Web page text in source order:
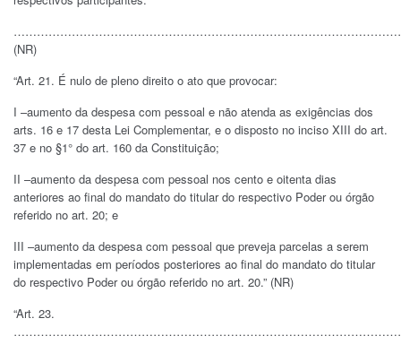
(NR)
“Art. 21. É nulo de pleno direito o ato que provocar:
I –aumento da despesa com pessoal e não atenda as exigências dos
arts. 16 e 17 desta Lei Complementar, e o disposto no inciso XIII do art.
37 e no §1° do art. 160 da Constituição;
II –aumento da despesa com pessoal nos cento e oitenta dias
anteriores ao final do mandato do titular do respectivo Poder ou órgão
referido no art. 20; e
III –aumento da despesa com pessoal que preveja parcelas a serem
implementadas em períodos posteriores ao final do mandato do titular
do respectivo Poder ou órgão referido no art. 20.” (NR)
“Art. 23.